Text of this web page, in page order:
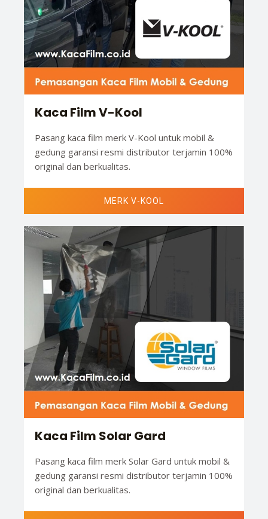
Kaca Film V-Kool
Pasang kaca film merk V-Kool untuk mobil &
gedung garansi resmi distributor terjamin 100%
original dan berkualitas.
MERK V-KOOL
Kaca Film Solar Gard
Pasang kaca film merk Solar Gard untuk mobil &
gedung garansi resmi distributor terjamin 100%
original dan berkualitas.